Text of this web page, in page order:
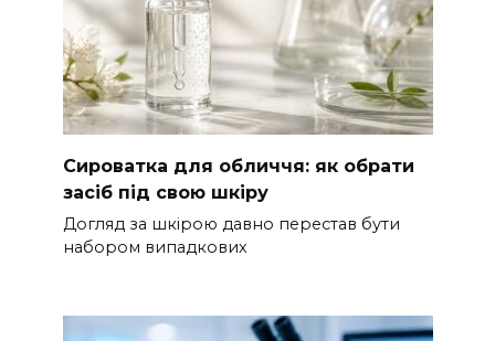
Сироватка для обличчя: як обрати
засіб під свою шкіру
Догляд за шкірою давно перестав бути
набором випадкових